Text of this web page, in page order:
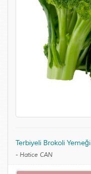
Terbiyeli Brokoli Yemeği
- Hatice CAN